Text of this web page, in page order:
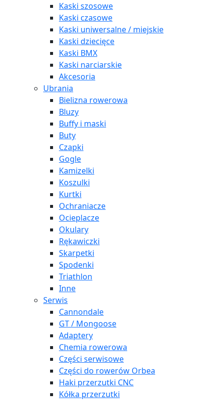
Kaski szosowe
Kaski czasowe
Kaski uniwersalne / miejskie
Kaski dziecięce
Kaski BMX
Kaski narciarskie
Akcesoria
Ubrania
Bielizna rowerowa
Bluzy
Buffy i maski
Buty
Czapki
Gogle
Kamizelki
Koszulki
Kurtki
Ochraniacze
Ocieplacze
Okulary
Rękawiczki
Skarpetki
Spodenki
Triathlon
Inne
Serwis
Cannondale
GT / Mongoose
Adaptery
Chemia rowerowa
Części serwisowe
Części do rowerów Orbea
Haki przerzutki CNC
Kółka przerzutki